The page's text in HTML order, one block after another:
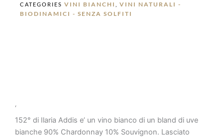
CATEGORIES VINI BIANCHI ,VINI NATURALI -
BIODINAMICI - SENZA SOLFITI
‘
152° di Ilaria Addis e’ un vino bianco di un bland di uve
bianche 90% Chardonnay 10% Souvignon. Lasciato